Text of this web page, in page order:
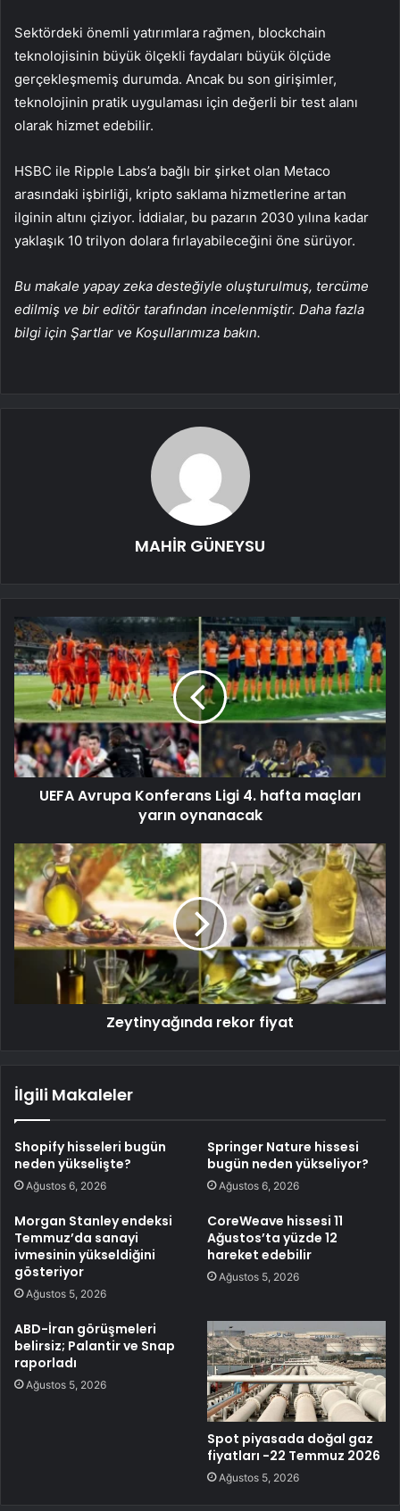
Sektördeki önemli yatırımlara rağmen, blockchain
teknolojisinin büyük ölçekli faydaları büyük ölçüde
gerçekleşmemiş durumda. Ancak bu son girişimler,
teknolojinin pratik uygulaması için değerli bir test alanı
olarak hizmet edebilir.
HSBC ile Ripple Labs’a bağlı bir şirket olan Metaco
arasındaki işbirliği, kripto saklama hizmetlerine artan
ilginin altını çiziyor. İddialar, bu pazarın 2030 yılına kadar
yaklaşık 10 trilyon dolara fırlayabileceğini öne sürüyor.
Bu makale yapay zeka desteğiyle oluşturulmuş, tercüme
edilmiş ve bir editör tarafından incelenmiştir. Daha fazla
bilgi için Şartlar ve Koşullarımıza bakın.
MAHİR GÜNEYSU
UEFA Avrupa Konferans Ligi 4. hafta maçları
yarın oynanacak
Zeytinyağında rekor fiyat
İlgili Makaleler
Shopify hisseleri bugün
neden yükselişte?
Ağustos 6, 2026
Springer Nature hissesi
bugün neden yükseliyor?
Ağustos 6, 2026
Morgan Stanley endeksi
Temmuz’da sanayi
ivmesinin yükseldiğini
gösteriyor
Ağustos 5, 2026
CoreWeave hissesi 11
Ağustos’ta yüzde 12
hareket edebilir
Ağustos 5, 2026
ABD-İran görüşmeleri
belirsiz; Palantir ve Snap
raporladı
Ağustos 5, 2026
Spot piyasada doğal gaz
fiyatları -22 Temmuz 2026
Ağustos 5, 2026